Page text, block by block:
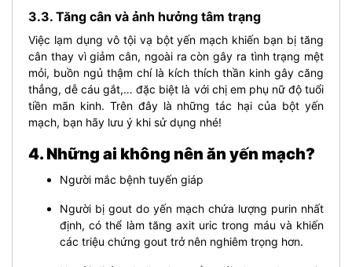
3.3. Tăng cân và ảnh hưởng tâm trạng
Việc lạm dụng vô tội vạ bột yến mạch khiến bạn bị tăng
cân thay vì giảm cân, ngoài ra còn gây ra tình trạng mệt
mỏi, buồn ngủ thậm chí là kích thích thần kinh gây căng
thẳng, dễ cáu gắt,… đặc biệt là với chị em phụ nữ độ tuổi
tiền mãn kinh. Trên đây là những tác hại của bột yến
mạch, bạn hãy lưu ý khi sử dụng nhé!
4. Những ai không nên ăn yến mạch?
Người mắc bệnh tuyến giáp
Người bị gout do yến mạch chứa lượng purin nhất
định, có thể làm tăng axit uric trong máu và khiến
các triệu chứng gout trở nên nghiêm trọng hơn.